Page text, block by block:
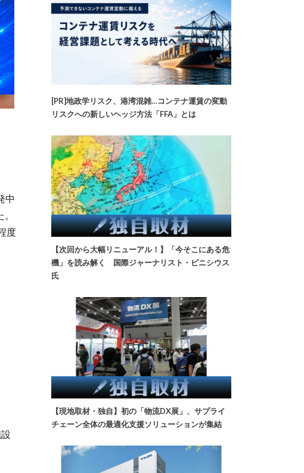
中
度
[PR]地政学リスク、港湾混雑…コンテナ運賃の変動
リスクへの新しいヘッジ方法「FFA」とは
【次回から大幅リニューアル！】「今そこにある危
機」を読み解く 国際ジャーナリスト・ビニシウス
氏
【現地取材・独自】初の「物流DX展」、サプライ
チェーン全体の最適化支援ソリューションが集結